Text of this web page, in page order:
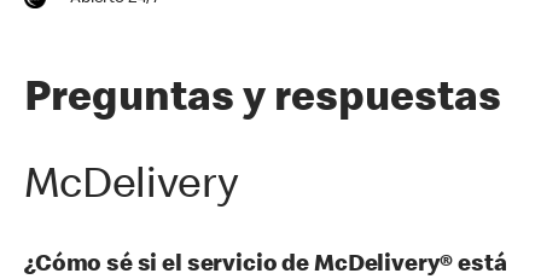
Preguntas y respuestas
McDelivery
¿Cómo sé si el servicio de McDelivery® está